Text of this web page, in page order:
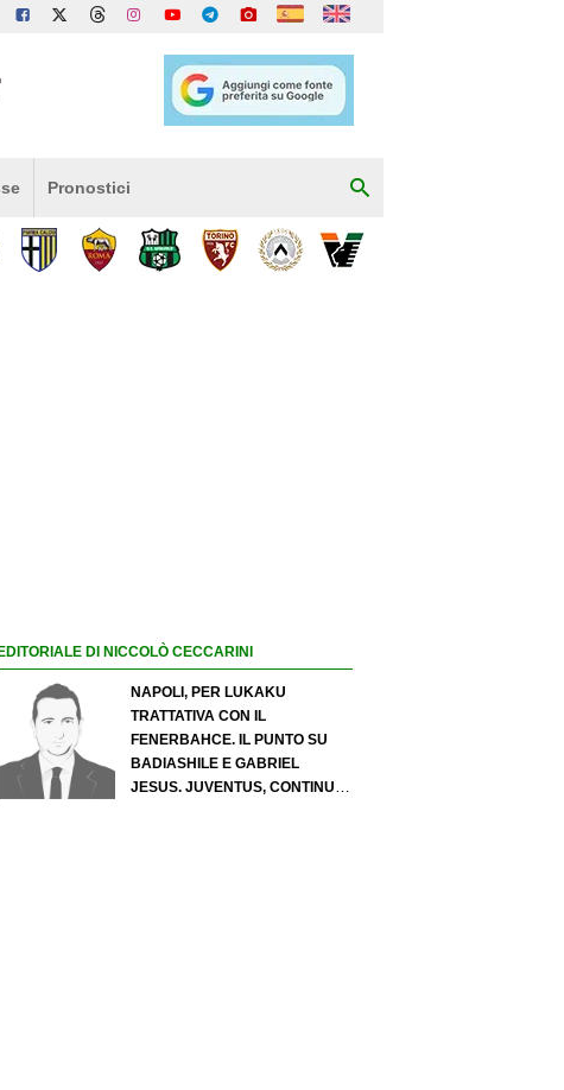
Pronostici
EDITORIALE DI NICCOLÒ CECCARINI
NAPOLI, PER LUKAKU
TRATTATIVA CON IL
FENERBAHCE. IL PUNTO SU
BADIASHILE E GABRIEL
JESUS. JUVENTUS, CONTINUA